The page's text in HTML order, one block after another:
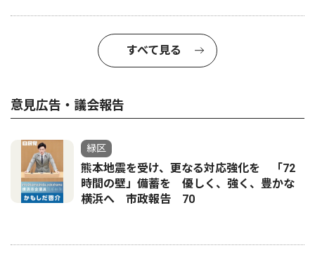
すべて見る
意見広告・議会報告
緑区
熊本地震を受け、更なる対応強化を 「72
時間の壁」備蓄を 優しく、強く、豊かな
横浜へ 市政報告 70